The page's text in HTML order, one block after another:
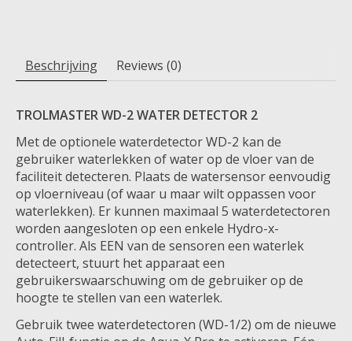
Beschrijving Reviews (0)
TROLMASTER WD-2 WATER DETECTOR 2
Met de optionele waterdetector WD-2 kan de
gebruiker waterlekken of water op de vloer van de
faciliteit detecteren. Plaats de watersensor eenvoudig
op vloerniveau (of waar u maar wilt oppassen voor
waterlekken). Er kunnen maximaal 5 waterdetectoren
worden aangesloten op een enkele Hydro-x-
controller. Als EEN van de sensoren een waterlek
detecteert, stuurt het apparaat een
gebruikerswaarschuwing om de gebruiker op de
hoogte te stellen van een waterlek.
Gebruik twee waterdetectoren (WD-1/2) om de nieuwe